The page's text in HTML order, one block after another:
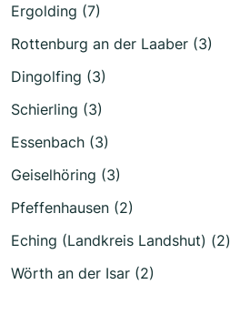
Ergolding (7)
Rottenburg an der Laaber (3)
Dingolfing (3)
Schierling (3)
Essenbach (3)
Geiselhöring (3)
Pfeffenhausen (2)
Eching (Landkreis Landshut) (2)
Wörth an der Isar (2)